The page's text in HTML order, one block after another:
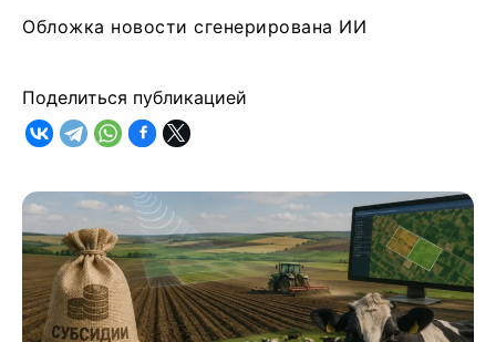
Обложка новости сгенерирована ИИ
Поделиться публикацией